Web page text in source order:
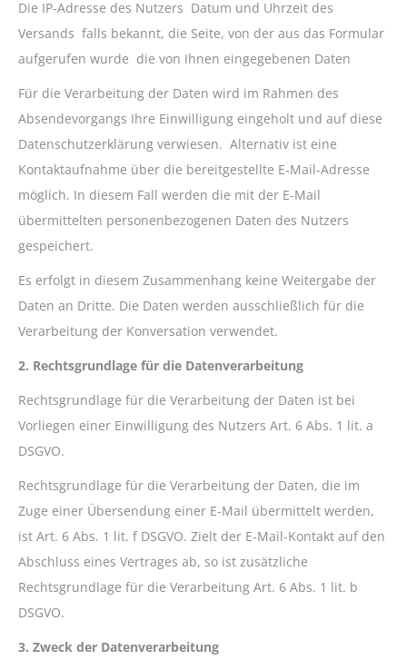
Die IP-Adresse des Nutzers Datum und Uhrzeit des
Versands falls bekannt, die Seite, von der aus das Formular
aufgerufen wurde die von Ihnen eingegebenen Daten
Für die Verarbeitung der Daten wird im Rahmen des
Absendevorgangs Ihre Einwilligung eingeholt und auf diese
Datenschutzerklärung verwiesen. Alternativ ist eine
Kontaktaufnahme über die bereitgestellte E-Mail-Adresse
möglich. In diesem Fall werden die mit der E-Mail
übermittelten personenbezogenen Daten des Nutzers
gespeichert.
Es erfolgt in diesem Zusammenhang keine Weitergabe der
Daten an Dritte. Die Daten werden ausschließlich für die
Verarbeitung der Konversation verwendet.
2. Rechtsgrundlage für die Datenverarbeitung
Rechtsgrundlage für die Verarbeitung der Daten ist bei
Vorliegen einer Einwilligung des Nutzers Art. 6 Abs. 1 lit. a
DSGVO.
Rechtsgrundlage für die Verarbeitung der Daten, die im
Zuge einer Übersendung einer E-Mail übermittelt werden,
ist Art. 6 Abs. 1 lit. f DSGVO. Zielt der E-Mail-Kontakt auf den
Abschluss eines Vertrages ab, so ist zusätzliche
Rechtsgrundlage für die Verarbeitung Art. 6 Abs. 1 lit. b
DSGVO.
3. Zweck der Datenverarbeitung